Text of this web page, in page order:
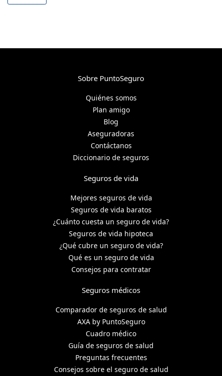
Sobre PuntoSeguro
Quiénes somos
Plan amigo
Blog
Aseguradoras
Contáctanos
Diccionario de seguros
Seguros de vida
Mejores seguros de vida
Seguros de vida baratos
¿Cuánto cuesta un seguro de vida?
Seguros de vida hipoteca
¿Qué cubre un seguro de vida?
Qué es un seguro de vida
Consejos para contratar
Seguros médicos
Comparador de seguros de salud
AXA by PuntoSeguro
Cuadro médico
Guía de seguros de salud
Preguntas frecuentes
Consejos sobre el seguro de salud